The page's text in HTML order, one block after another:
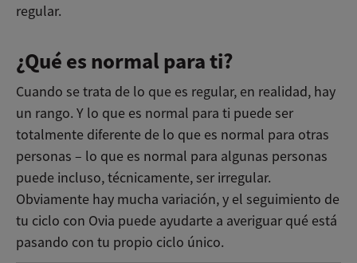
regular.
¿Qué es normal para ti?
Cuando se trata de lo que es regular, en realidad, hay
un rango. Y lo que es normal para ti puede ser
totalmente diferente de lo que es normal para otras
personas – lo que es normal para algunas personas
puede incluso, técnicamente, ser irregular.
Obviamente hay mucha variación, y el seguimiento de
tu ciclo con Ovia puede ayudarte a averiguar qué está
pasando con tu propio ciclo único.